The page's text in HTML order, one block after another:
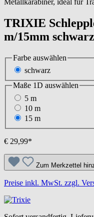
TRIXIE
m/15mm schwarz
Farbe auswählen
schwarz
Maße 1D auswählen
5 m
10 m
15 m
€ 29,99*
Zum Merkzettel
Preise inkl. MwSt. zzgl.